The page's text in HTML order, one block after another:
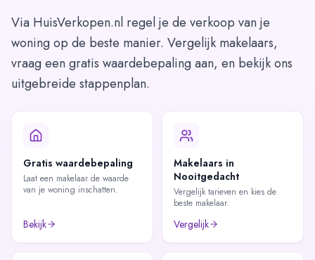
Via HuisVerkopen.nl regel je de verkoop van je
woning op de beste manier. Vergelijk makelaars,
vraag een gratis waardebepaling aan, en bekijk ons
uitgebreide stappenplan.
Gratis waardebepaling
Laat een makelaar de waarde
van je woning inschatten.
Bekijk
Makelaars in
Nooitgedacht
Vergelijk tarieven en kies de
beste makelaar.
Vergelijk